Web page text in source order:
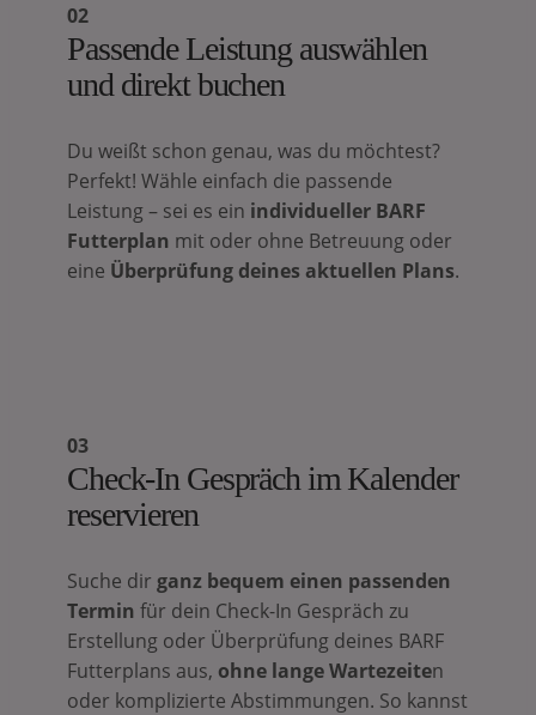
02
Passende Leistung auswählen
und direkt buchen
Du weißt schon genau, was du möchtest?
Perfekt! Wähle einfach die passende
Leistung – sei es ein individueller BARF
Futterplan mit oder ohne Betreuung oder
eine Überprüfung deines aktuellen Plans.
03
Check-In Gespräch im Kalender
reservieren
Suche dir ganz bequem einen passenden
Termin für dein Check-In Gespräch zu
Erstellung oder Überprüfung deines BARF
Futterplans aus, ohne lange Wartezeiten
oder komplizierte Abstimmungen. So kannst